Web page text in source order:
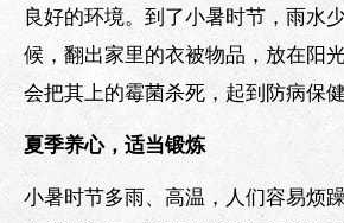
良好的环境。到了小暑时节，雨水
候，翻出家里的衣被物品，放在阳
会把其上的霉菌杀死，起到防病保健
夏季养心，适当锻炼
小暑时节多雨、高温，人们容易烦